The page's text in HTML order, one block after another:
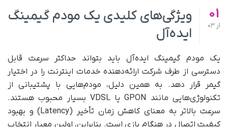
01
از
ویژگی‌های کلیدی یک مودم گیمینگ
ایده‌آل
یک مودم گیمینگ ایده‌آل باید بتواند حداکثر سرعت قابل
دسترسی از طرف شرکت ارائه‌دهنده خدمات اینترنت را در اختیار
گیمر قرار دهد. به همین دلیل، مودم‌هایی با پشتیبانی از
تکنولوژی‌هایی مانند GPON یا VDSL بسیار محبوب هستند.
سرعت بالاتر به معنای کاهش زمان تأخیر (Latency) و بهبود
کیفیت اتصال در هنگام بازی است. بنابراین، اولین معیار انتخاب